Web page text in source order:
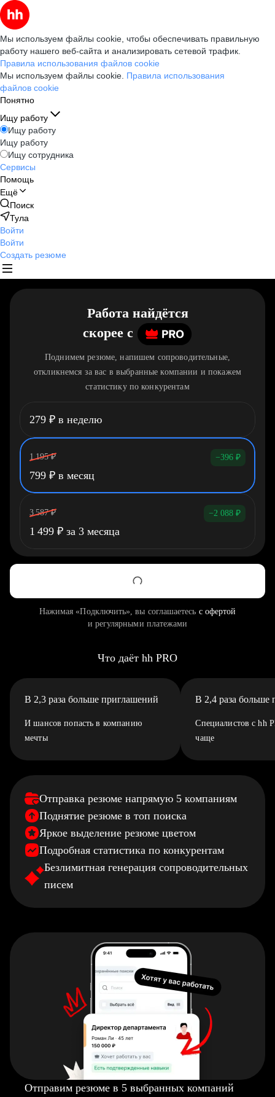
Мы используем файлы cookie, чтобы обеспечивать правильную
работу нашего веб-сайта и анализировать сетевой трафик.
Правила использования файлов cookie
Мы используем файлы cookie. Правила использования
файлов cookie
Понятно
Ищу работу
Ищу работу
Ищу работу
Ищу сотрудника
Сервисы
Помощь
Ещё
Поиск
Тула
Войти
Войти
Создать резюме
Работа найдётся
скорее c
Поднимем резюме, напишем сопроводительные,
откликнемся за вас в выбранные компании и покажем
статистику по конкурентам
279 ₽ в неделю
1 195 ₽ −396 ₽
799 ₽ в месяц
3 587 ₽ −2 088 ₽
1 499 ₽ за 3 месяца
Нажимая «Подключить», вы соглашаетесь с офертой
и регулярными платежами
Что даёт hh PRO
В 2,3 раза больше приглашений
И шансов попасть в компанию
мечты
В 2,4 раза больше
Специалистов с hh
чаще
Отправка резюме напрямую 5 компаниям
Поднятие резюме в топ поиска
Яркое выделение резюме цветом
Подробная статистика по конкурентам
Безлимитная генерация сопроводительных
писем
Отправим резюме в 5 выбранных компаний